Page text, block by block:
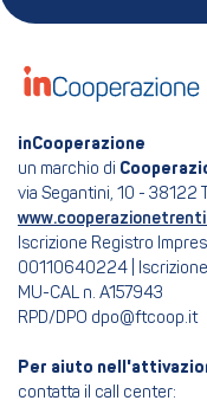
inCooperazione
un marchio di
via Segantini, 10 - 38122
Iscrizione Registro
00110640224 |
MU-CAL n. A157943
RPD/DPO dpo@ftcoop.it
Per aiuto
contatta il call center: